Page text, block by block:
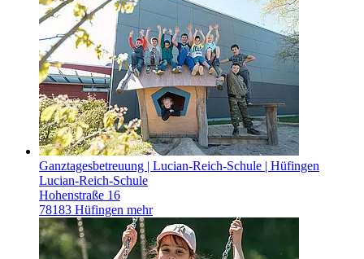
Ganztagesbetreuung | Lucian-Reich-Schule | Hüfingen
Lucian-Reich-Schule
Hohenstraße 16
78183 Hüfingen mehr